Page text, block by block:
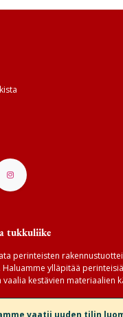
tukkuliike
perinteisten
ylläpitää perinteisiä
kestävien materiaalien
vaatii uuden tilin